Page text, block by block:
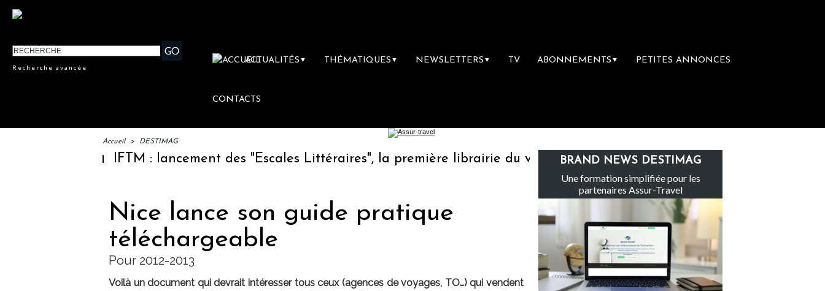
Recherche avancée
ACTUALITÉS ▼ THÉMATIQUES ▼ NEWSLETTERS ▼ TV ABONNEMENTS ▼ PETITES ANNONCES
CONTACTS
Accueil > DESTIMAG
IFTM : lancement des "Escales Littéraires", la première librairie du voyage Le groupe Sainte-Claire rachète Eden
Nice lance son guide pratique
téléchargeable
Pour 2012-2013
Voilà un document qui devrait intéresser tous ceux (agences de voyages, TO…) qui vendent
BRAND NEWS DESTIMAG
Une formation simplifiée pour les
partenaires Assur-Travel